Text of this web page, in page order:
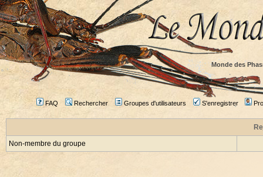
Monde des
FAQ Rechercher Groupes d'utilisateurs S'enregistrer
Non-membre du groupe